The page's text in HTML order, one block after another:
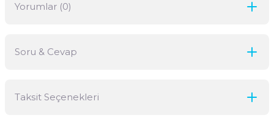
Yorumlar (0)
Soru & Cevap
Taksit Seçenekleri